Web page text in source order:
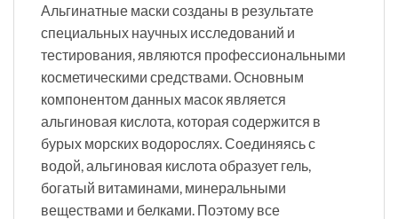
Альгинатные маски созданы в результате
специальных научных исследований и
тестирования, являются профессиональными
косметическими средствами. Основным
компонентом данных масок является
альгиновая кислота, которая содержится в
бурых морских водорослях. Соединяясь с
водой, альгиновая кислота образует гель,
богатый витаминами, минеральными
веществами и белками. Поэтому все